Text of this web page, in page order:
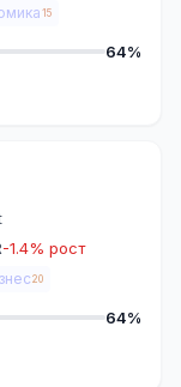
15
64%
-1.4% рост
20
64%